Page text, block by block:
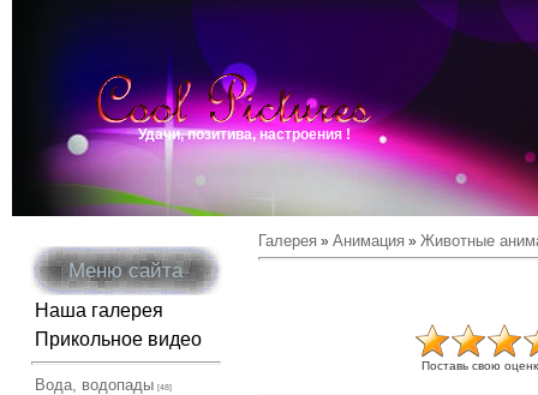
Удачи, позитива, настроения !
Меню сайта
Наша галерея
Прикольное видео
Вода, водопады [48]
Галерея » Анимация » Животные
Поставь свою